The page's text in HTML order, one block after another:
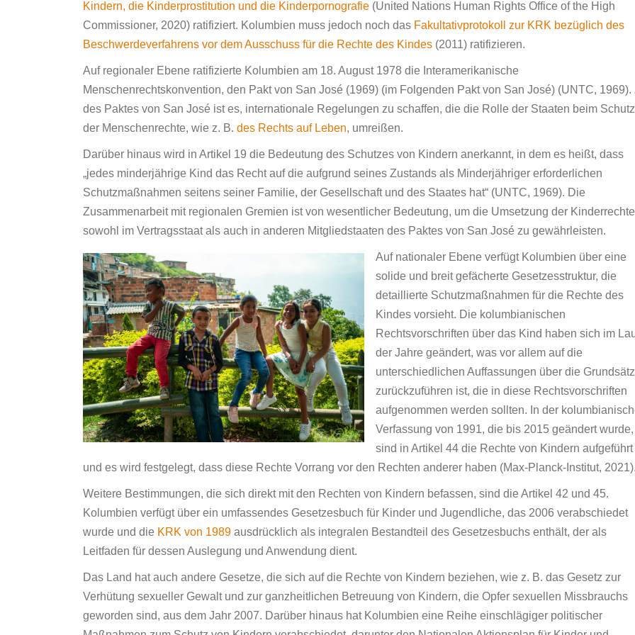
Kindern, die Kinderprostitution und die Kinderpornografie (United Nations Human Rights Office of the High
Commissioner, 2020) ratifiziert. Kolumbien muss jedoch noch das Fakultativprotokoll zur KRK bezüglich des
Beschwerdeverfahrens vor dem Ausschuss für die Rechte des Kindes (2011) ratifizieren.
Auf regionaler Ebene ratifizierte Kolumbien am 18. August 1978 die Interamerikanische
Menschenrechtskonvention, den Pakt von San José (1969) (im Folgenden Pakt von San José) (UNTC, 1969).
des Paktes von San José ist es, internationale Regelungen zu schaffen, die die Rolle der Staaten beim Schutz
der Menschenrechte, wie z. B. des Rechts auf Leben, umreißen.
Darüber hinaus wird in Artikel 19 die Bedeutung des Schutzes von Kindern anerkannt, in dem es heißt, dass
„jedes minderjährige Kind das Recht auf die aufgrund seines Zustands als Minderjähriger erforderlichen
Schutzmaßnahmen seitens seiner Familie, der Gesellschaft und des Staates hat“ (UNTC, 1969). Die
Zusammenarbeit mit regionalen Gremien ist von wesentlicher Bedeutung, um die Umsetzung der Kinderrechte
sowohl im Vertragsstaat als auch in anderen Mitgliedstaaten des Paktes von San José zu gewährleisten.
Auf nationaler Ebene verfügt Kolumbien über eine
solide und breit gefächerte Gesetzesstruktur, die
detaillierte Schutzmaßnahmen für die Rechte des
Kindes vorsieht. Die kolumbianischen
Rechtsvorschriften über das Kind haben sich im
der Jahre geändert, was vor allem auf die
unterschiedlichen Auffassungen über die
zurückzuführen ist, die in diese Rechtsvorschriften
aufgenommen werden sollten. In der
Verfassung von 1991, die bis 2015 geändert wurde,
sind in Artikel 44 die Rechte von Kindern aufgeführt
und es wird festgelegt, dass diese Rechte Vorrang vor den Rechten anderer haben (Max-Planck-Institut,
Weitere Bestimmungen, die sich direkt mit den Rechten von Kindern befassen, sind die Artikel 42 und 45.
Kolumbien verfügt über ein umfassendes Gesetzesbuch für Kinder und Jugendliche, das 2006 verabschiedet
wurde und die KRK von 1989 ausdrücklich als integralen Bestandteil des Gesetzesbuchs enthält, der als
Leitfaden für dessen Auslegung und Anwendung dient.
Das Land hat auch andere Gesetze, die sich auf die Rechte von Kindern beziehen, wie z. B. das Gesetz zur
Verhütung sexueller Gewalt und zur ganzheitlichen Betreuung von Kindern, die Opfer sexuellen Missbrauchs
geworden sind, aus dem Jahr 2007. Darüber hinaus hat Kolumbien eine Reihe einschlägiger politischer